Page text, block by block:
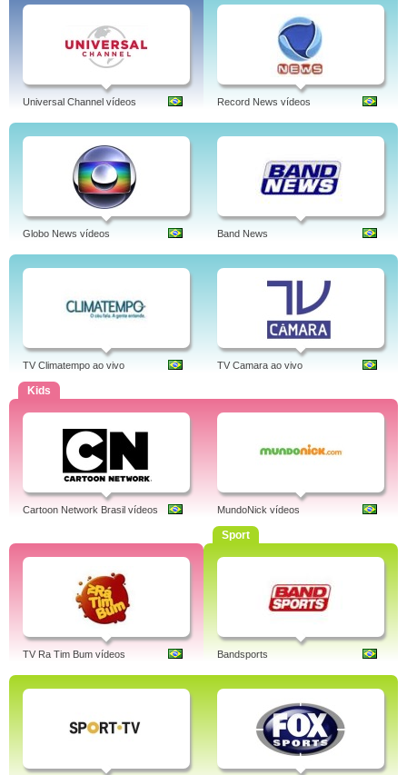
Universal Channel vídeos Record News vídeos
Globo News vídeos Band News
TV Climatempo ao vivo TV Camara ao vivo
Kids
Cartoon Network Brasil vídeos MundoNick vídeos
TV Ra Tim Bum vídeos
Sport
Bandsports